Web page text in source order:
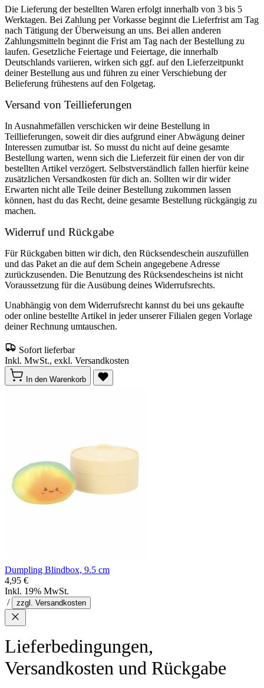
Die Lieferung der bestellten Waren erfolgt innerhalb von 3 bis 5
Werktagen. Bei Zahlung per Vorkasse beginnt die Lieferfrist am Tag
nach Tätigung der Überweisung an uns. Bei allen anderen
Zahlungsmitteln beginnt die Frist am Tag nach der Bestellung zu
laufen. Gesetzliche Feiertage und Feiertage, die innerhalb
Deutschlands variieren, wirken sich ggf. auf den Lieferzeitpunkt
deiner Bestellung aus und führen zu einer Verschiebung der
Belieferung frühestens auf den Folgetag.
Versand von Teillieferungen
In Ausnahmefällen verschicken wir deine Bestellung in
Teillieferungen, soweit dir dies aufgrund einer Abwägung deiner
Interessen zumutbar ist. So musst du nicht auf deine gesamte
Bestellung warten, wenn sich die Lieferzeit für einen der von dir
bestellten Artikel verzögert. Selbstverständlich fallen hierfür keine
zusätzlichen Versandkosten für dich an. Sollten wir dir wider
Erwarten nicht alle Teile deiner Bestellung zukommen lassen
können, hast du das Recht, deine gesamte Bestellung rückgängig zu
machen.
Widerruf und Rückgabe
Für Rückgaben bitten wir dich, den Rücksendeschein auszufüllen
und das Paket an die auf dem Schein angegebene Adresse
zurückzusenden. Die Benutzung des Rücksendescheins ist nicht
Voraussetzung für die Ausübung deines Widerrufsrechts.
Unabhängig von dem Widerrufsrecht kannst du bei uns gekaufte
oder online bestellte Artikel in jeder unserer Filialen gegen Vorlage
deiner Rechnung umtauschen.
Sofort lieferbar
Inkl. MwSt., exkl. Versandkosten
In den Warenkorb
Dumpling Blindbox, 9.5 cm
4,95 €
Inkl. 19% MwSt.
/
zzgl. Versandkosten
Lieferbedingungen,
Versandkosten und Rückgabe